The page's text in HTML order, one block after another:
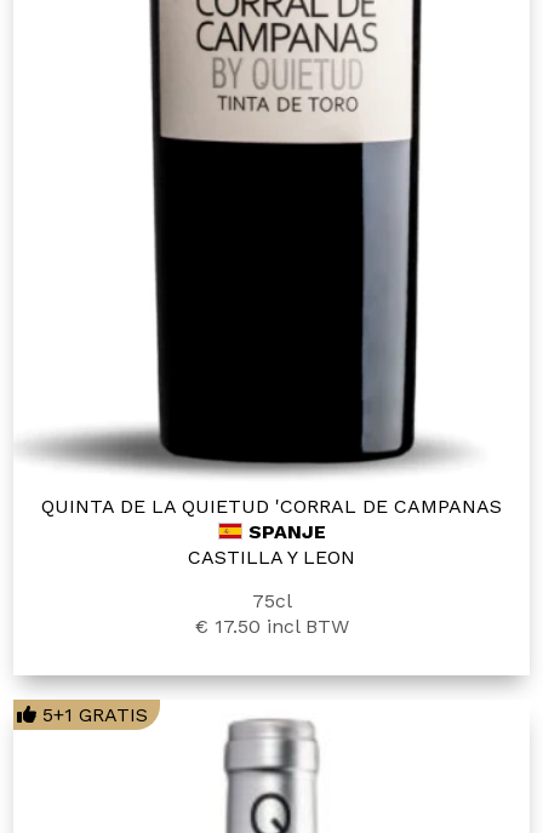
QUINTA DE LA QUIETUD 'CORRAL DE CAMPANAS
SPANJE
CASTILLA Y LEON
75cl
€ 17.50 incl BTW
5+1 GRATIS